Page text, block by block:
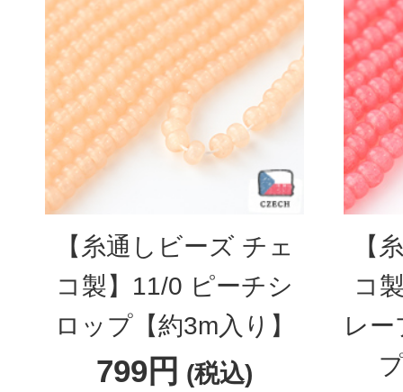
【糸通しビーズ チェ
コ製】11/0 ピーチシ
ロップ【約3m入り】
799円 (税込)
【
コ
レ